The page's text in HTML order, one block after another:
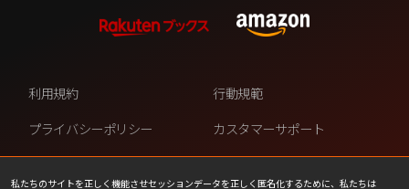
私たちのサイトを正しく機能させセッションデータを正しく匿名化するために、私たちは
利用規約
行動規範
プライバシーポリシー
カスタマーサポート
ファンコンテンツ・ポリシー
個人情報の販売や共有を許可し
ない